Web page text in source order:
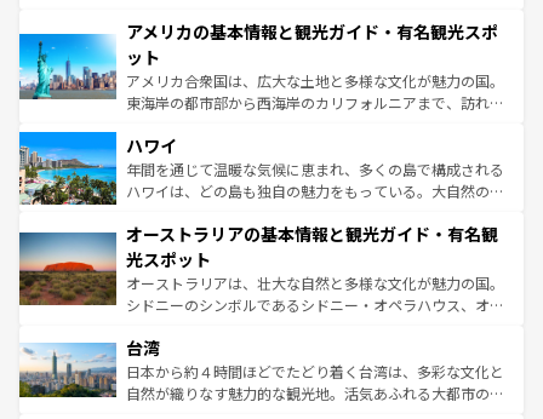
ンツ一覧を参照してほしい。
の建物がそのまま残る町や、スイスならではのユニークな
博物館もあり、アルプス観光だけでなく町歩きも満喫する
ことができる。国民の所得が高いため物価も高いが、旅行
者向けの交通パス提供のサービスもあり、うまく活用すれ
着のスイス情報は
アメリカの基本情報と観光ガイド・有名観光スポ
ット
アメリカ合衆国は、広大な土地と多様な文化が魅力の国。
東海岸の都市部から西海岸のカリフォルニアまで、訪れる
のような巨大都市は、観光、ショッピング、エンターテイ
ンメントが詰まった刺激的なスポットだ。一方、アメリカ
西部には大自然が広がり、グランドキャニオンやイエロー
部のニューオーリンズでは、音楽と美食が融合した独特の
文化が魅力。旅行者はアメリカの各地域で異なる魅力を楽
しみながら、その多様性と豊かな歴史を感じることができ
るだろう。車でのロードトリップや列車の旅も、アメリカ
情報は
ハワイ
年間を通じて温暖な気候に恵まれ、多くの島で構成される
ハワイは、どの島も独自の魅力をもっている。大自然の神
ワイ島は見逃せない。また、定番の観光地といえばオアフ
島だが、静かな自然を求めるならマウイ島やカウアイ島が
おすすめ。エメラルドグリーンに輝く海をはじめ、豊かな
文化や歴史が息づいている。「アロハスピリット」と呼ば
人々、おいしいローカルフードやハワイアンミュージッ
ク、伝統的なフラダンスなど、すべてがハワイの魅力を彩
っている。訪れるたびに新しい発見と感動が待っているハ
オーストラリアの基本情報と観光ガイド・有名観
光スポット
オーストラリアは、壮大な自然と多様な文化が魅力の国。
シドニーのシンボルであるシドニー・オペラハウス、オー
リアリーフや大陸中央部にそびえるウルル（エアーズロッ
ク）、タスマニアの美しい原生林やケアンズの熱帯雨林な
ど、見どころがたくさん。また、カフェやワイン、オージ
台湾
日本から約４時間ほどでたどり着く台湾は、多彩な文化と
自然が織りなす魅力的な観光地。活気あふれる大都市の台